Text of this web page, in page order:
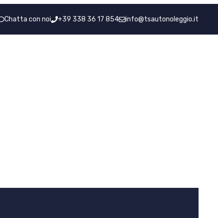
Chatta con noi +39 338 36 17 854 info@tsautonoleggio.it